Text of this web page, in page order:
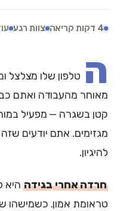
4 דקות קריאה צוות רגע
ה טלפון שלו מצלצל
מאוחר מהעבודה ואתם
קטן בשגרה — מפעיל
מגזימים. אתם יודעים
להיגיון.
חרדה אחרי בגידה היא
טראומת אמון. כשמישהו